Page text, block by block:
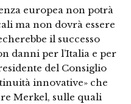
europea non potrà
ma non dovrà essere
il successo
danni per l’Italia e per
del Consiglio
innovative» che
Merkel, sulle quali